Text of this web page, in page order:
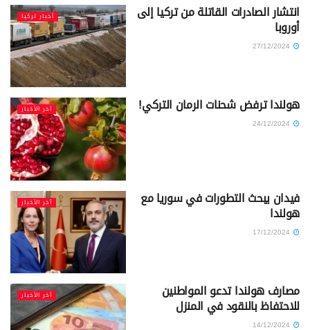
أخبار تركيا انتشار الصادرات القاتلة من تركيا إلى
أوروبا
آخر الأخبار هولندا ترفض شحنات الرمان التركي!
آخر الأخبار فيدان يبحث التطورات في سوريا مع
هولندا
آخر الأخبار مصارف هولندا تدعو المواطنين
للاحتفاظ بالنقود في المنزل